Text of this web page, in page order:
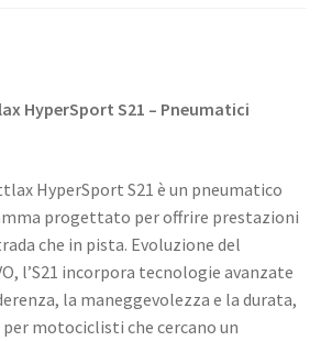
HyperSport S21 – Pneumatici
HyperSport S21 è un pneumatico
progettato per offrire prestazioni
che in pista. Evoluzione del
l’S21 incorpora tecnologie avanzate
la maneggevolezza e la durata,
motociclisti che cercano un